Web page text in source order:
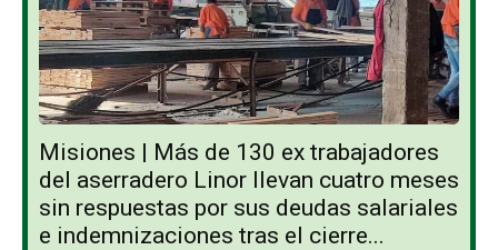
Misiones | Más de 130 ex trabajadores
del aserradero Linor llevan cuatro meses
sin respuestas por sus deudas salariales
e indemnizaciones tras el cierre...